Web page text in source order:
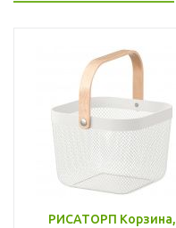
РИСАТОРП Корзина,